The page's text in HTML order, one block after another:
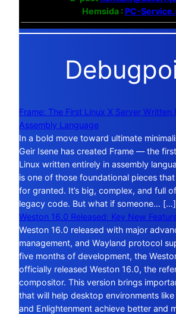
Hemsida :PC-
Frame: The First Linux X Server Written
Assembly Language
In a bold move toward ultimate
Geir Isene has created Frame — the
Linux written entirely in assembly
is one of those foundational pieces
for granted. It’s big, complex, and full
legacy code. But what if someone… […]
Weston 16.0 Released: Key New
Weston 16.0 released with major
management, and Wayland protocol
five months of development, the
officially released Weston 16.0, the
compositor. This version brings
that will help desktop environments like
and Enlightenment achieve better and